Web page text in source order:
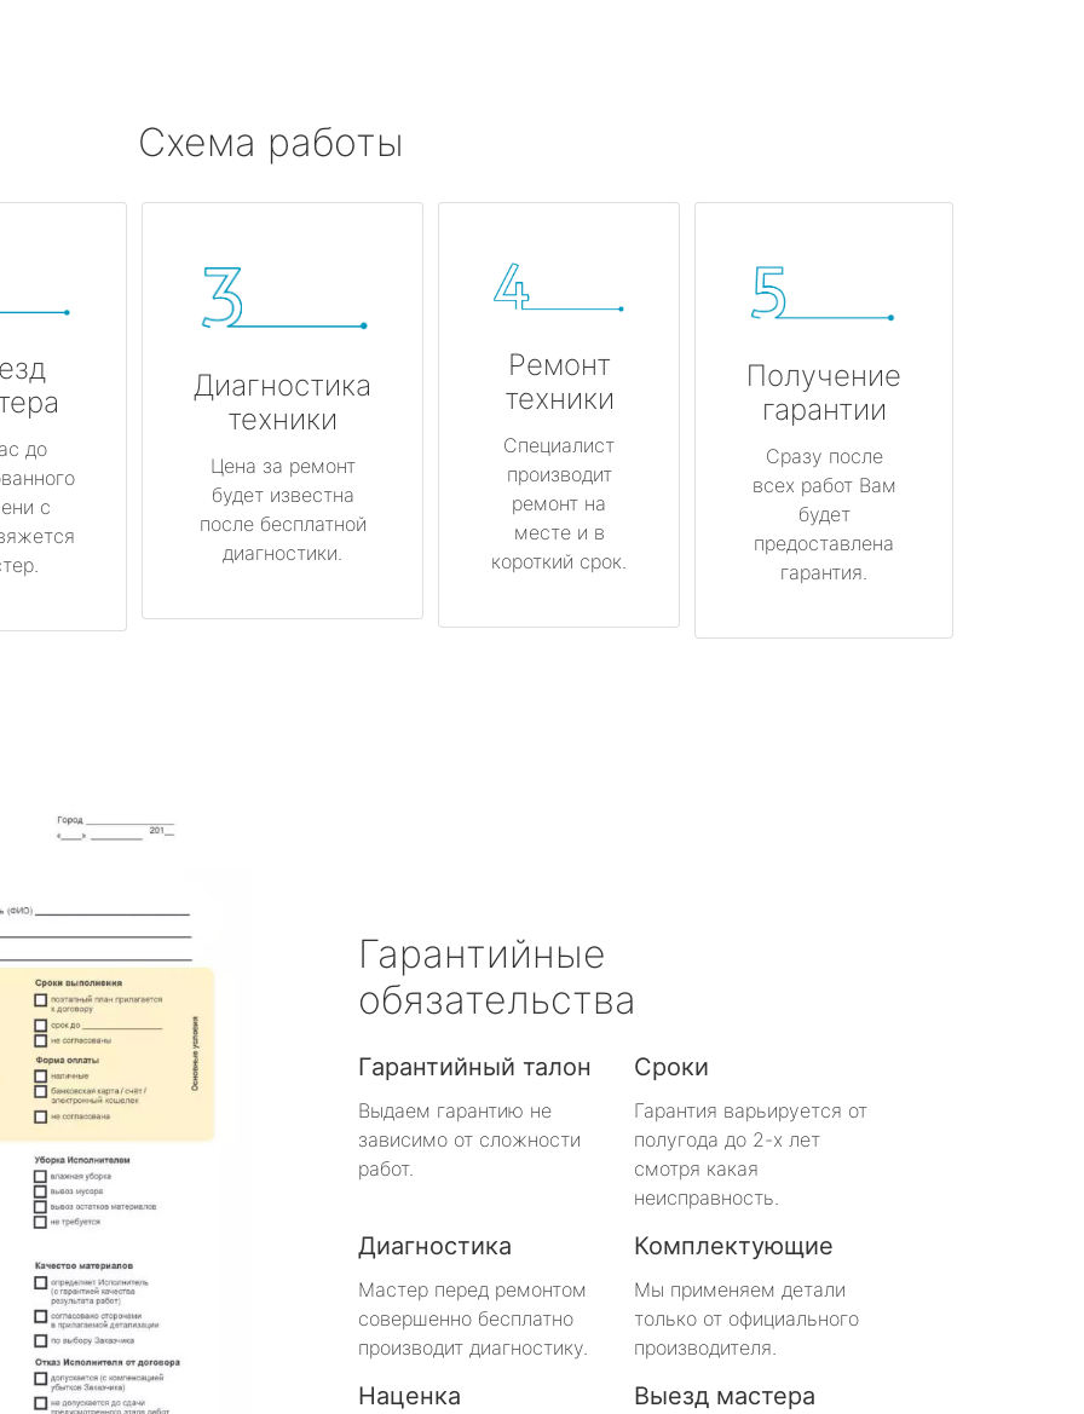
Схема работы
до
с
Диагностика
техники
Цена за ремонт
будет известна
после бесплатной
диагностики.
Ремонт
техники
Специалист
производит
ремонт на
месте и в
короткий срок.
Получение
гарантии
Сразу после
всех работ Вам
будет
предоставлена
гарантия.
Гарантийные
обязательства
Гарантийный талон
Выдаем гарантию не
зависимо от сложности
работ.
Сроки
Гарантия варьируется от
полугода до 2-х лет
смотря какая
неисправность.
Диагностика
Мастер перед ремонтом
совершенно бесплатно
производит диагностику.
Комплектующие
Мы применяем детали
только от официального
производителя.
Наценка Выезд мастера